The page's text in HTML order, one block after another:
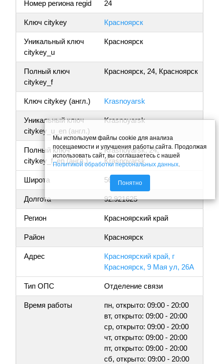
Номер региона regid
24
Ключ citykey Красноярск
Уникальный ключ
citykey_u
Красноярск
Полный ключ
citykey_f
Красноярск, 24, Красноярск
Ключ citykey (англ.) Krasnoyarsk
Уникальный ключ
citykey_u_en (англ.)
Krasnoyarsk
Полный ключ
citykey_f_en (англ.)
Krasnoyarsk, 24,
Krasnoyarsk
Широта 56.063394
Долгота 92.921625
Регион Красноярский край
Район Красноярск
Адрес
Красноярский край, г
Красноярск, 9 Мая ул, 26А
Тип ОПС Отделение связи
Время работы
пн, открыто: 09:00 - 20:00
вт, открыто: 09:00 - 20:00
ср, открыто: 09:00 - 20:00
чт, открыто: 09:00 - 20:00
пт, открыто: 09:00 - 20:00
сб, открыто: 09:00 - 20:00
Мы используем файлы cookie для анализа
посещаемости и улучшения работы сайта. Продолжая
использовать сайт, вы соглашаетесь с нашей
Политикой обработки персональных данных.
Понятно